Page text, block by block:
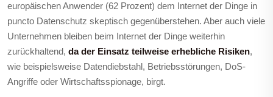
europäischen Anwender (62 Prozent) dem Internet der Dinge in
puncto Datenschutz skeptisch gegenüberstehen. Aber auch viele
Unternehmen bleiben beim Internet der Dinge weiterhin
zurückhaltend, da der Einsatz teilweise erhebliche Risiken,
wie beispielsweise Datendiebstahl, Betriebsstörungen, DoS-
Angriffe oder Wirtschaftsspionage, birgt.